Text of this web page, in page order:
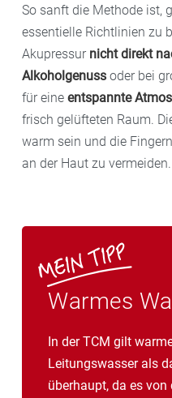
So sanft die Methode ist,
essentielle Richtlinien zu
Akupressur nicht direkt
Alkoholgenuss oder bei
für eine entspannte
frisch gelüfteten Raum.
warm sein und die
an der Haut zu vermeiden.
Warmes
In der TCM gilt
Leitungswasser als
überhaupt, da es von